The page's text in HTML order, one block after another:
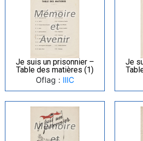
Je suis un prisonnier –
Table des matières (1)
Oflag : IIIC
Je